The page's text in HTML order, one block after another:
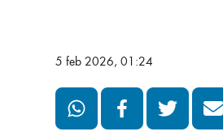
5 feb 2026, 01:24